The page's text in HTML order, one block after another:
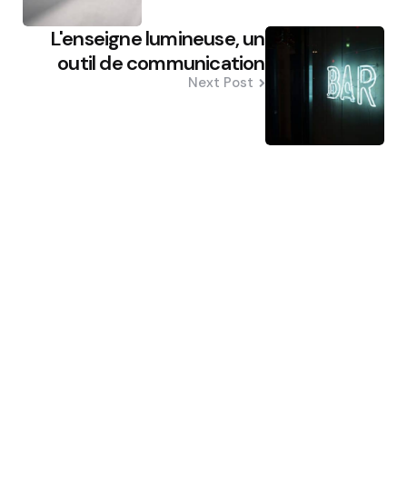
L'enseigne lumineuse, un
outil de communication
Next Post